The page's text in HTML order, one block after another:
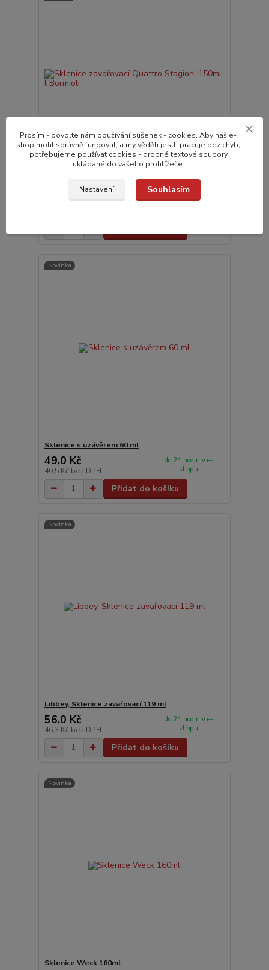
40,0 Kč
do 24 hodin v e-
Novinka
Sklenice s uzávěrem 60 ml
49,0 Kč
40,5 Kč bez DPH
do 24 hodin v e-
shopu
Přidat do košíku
Novinka
Libbey, Sklenice zavařovací 119 ml
56,0 Kč
46,3 Kč bez DPH
do 24 hodin v e-
shopu
Přidat do košíku
Novinka
Sklenice Weck 160ml
Prosím - povolte nám používání sušenek - cookies. Aby náš e-
shop mohl správně fungovat, a my věděli jestli pracuje bez chyb,
potřebujeme používat cookies - drobné textové soubory
ukládané do vašeho prohlížeče.
Nastavení Souhlasím